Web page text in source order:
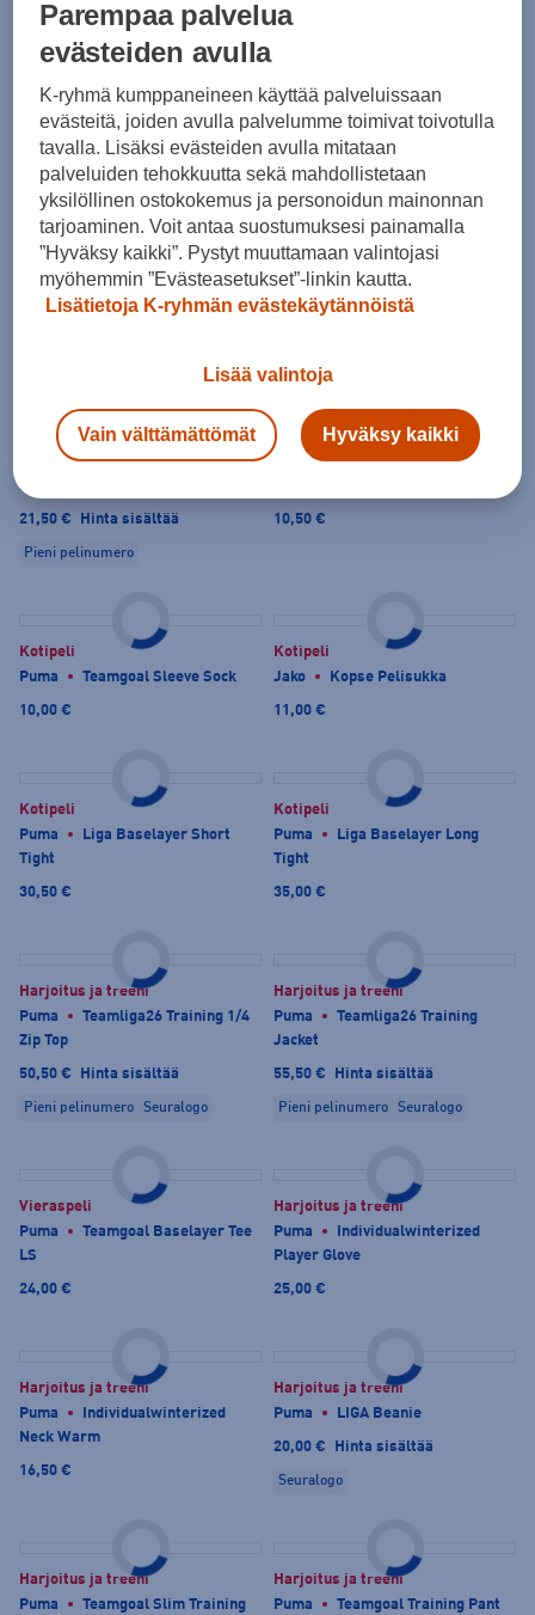
Harjoitus ja treeni
Harjoitus ja treeni
26,00 €
Kotipeli
Puma
Teamliga26 Matchday
Jersey
43,50 € Hinta sisältää
Iso numero selkään
Vieraspeli
Puma
Teamliga26 Matchday
38,50 € Hinta sisältää
Iso numero selkään
Kotipeli
Puma
21,50 € Hinta sisältää
Pieni pelinumero
Kotipeli
10,50 €
Kotipeli
Puma
Teamgoal Sleeve Sock
10,00 €
Kotipeli
Jako
Kopse Pelisukka
11,00 €
Kotipeli
Puma
Liga Baselayer Short
Tight
30,50 €
Kotipeli
Puma
Liga Baselayer Long
Tight
35,00 €
Harjoitus ja treeni
Puma
Teamliga26 Training 1/4
Zip Top
50,50 € Hinta sisältää
Pieni pelinumero Seuralogo
Harjoitus ja treeni
Puma
Teamliga26 Training
Jacket
55,50 € Hinta sisältää
Pieni pelinumero Seuralogo
Vieraspeli
Puma
Teamgoal Baselayer Tee
LS
24,00 €
Harjoitus ja treeni
Puma
Individualwinterized
Player Glove
25,00 €
Harjoitus ja treeni
Puma
Individualwinterized
Neck Warm
16,50 €
Harjoitus ja treeni
Puma
LIGA Beanie
20,00 € Hinta sisältää
Seuralogo
Harjoitus ja treeni
Puma
Teamgoal Slim Training
Harjoitus ja treeni
Puma
Teamgoal Training Pant
Parempaa palvelua
evästeiden avulla
K-ryhmä kumppaneineen käyttää palveluissaan
evästeitä, joiden avulla palvelumme toimivat toivotulla
tavalla. Lisäksi evästeiden avulla mitataan
palveluiden tehokkuutta sekä mahdollistetaan
yksilöllinen ostokokemus ja personoidun mainonnan
tarjoaminen. Voit antaa suostumuksesi painamalla
”Hyväksy kaikki”. Pystyt muuttamaan valintojasi
myöhemmin ”Evästeasetukset”-linkin kautta.
Lisätietoja K-ryhmän evästekäytännöistä
Lisää valintoja
Vain välttämättömät Hyväksy kaikki